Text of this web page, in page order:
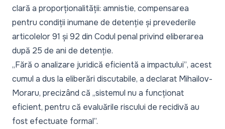
clară a proporționalității: amnistie, compensarea
pentru condiții inumane de detenție și prevederile
articolelor 91 și 92 din Codul penal privind eliberarea
după 25 de ani de detenție.
„Fără o analizare juridică eficientă a impactului”, acest
cumul a dus la eliberări discutabile, a declarat Mihailov-
Moraru, precizând că „sistemul nu a funcționat
eficient, pentru că evaluările riscului de recidivă au
fost efectuate formal”.